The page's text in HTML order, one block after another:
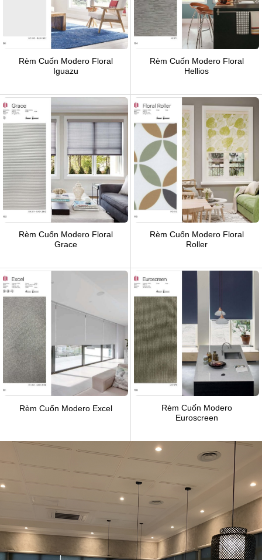
Rèm Cuốn Modero Floral
Iguazu
Rèm Cuốn Modero Floral
Hellios
Rèm Cuốn Modero Floral
Grace
Rèm Cuốn Modero Floral
Roller
Rèm Cuốn Modero Excel
Rèm Cuốn Modero
Euroscreen